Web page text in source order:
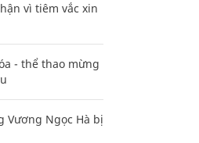
vì tiêm vắc xin
- thể thao mừng
Vương Ngọc Hà bị